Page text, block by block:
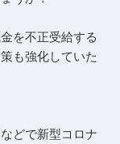
を不正受給する
も強化していた
どで新型コロナ